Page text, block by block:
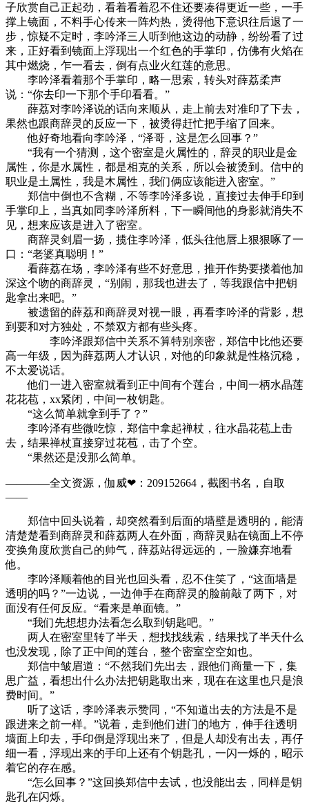
子欣赏自己正起劲，看着看着忍不住还要凑得更近一些，一手
撑上镜面，不料手心传来一阵灼热，烫得他下意识往后退了一
步，惊疑不定时，李吟泽三人听到他这边的动静，纷纷看了过
来，正好看到镜面上浮现出一个红色的手掌印，仿佛有火焰在
其中燃烧，乍一看去，倒有点业火红莲的意思。
李吟泽看着那个手掌印，略一思索，转头对薛荔柔声
说：“你去印一下那个手印看看。”
薛荔对李吟泽说的话向来顺从，走上前去对准印了下去，
果然也跟商辞灵的反应一下，被烫得赶忙把手缩了回来。
他好奇地看向李吟泽，“泽哥，这是怎么回事？”
“我有一个猜测，这个密室是火属性的，辞灵的职业是金
属性，你是水属性，都是相克的关系，所以会被烫到。信中的
职业是土属性，我是木属性，我们俩应该能进入密室。”
郑信中倒也不含糊，不等李吟泽多说，直接过去伸手印到
手掌印上，当真如同李吟泽所料，下一瞬间他的身影就消失不
见，想来应该是进入了密室。
商辞灵剑眉一扬，揽住李吟泽，低头往他唇上狠狠啄了一
口：“老婆真聪明！”
看薛荔在场，李吟泽有些不好意思，推开作势要搂着他加
深这个吻的商辞灵，“别闹，那我也进去了，等我跟信中把钥
匙拿出来吧。”
被遗留的薛荔和商辞灵对视一眼，再看李吟泽的背影，想
到要和对方独处，不禁双方都有些头疼。
李吟泽跟郑信中关系不算特别亲密，郑信中比他还要
高一年级，因为薛荔两人才认识，对他的印象就是性格沉稳，
不太爱说话。
他们一进入密室就看到正中间有个莲台，中间一柄水晶莲
花花苞，xx紧闭，中间一枚钥匙。
“这么简单就拿到手了？”
李吟泽有些微吃惊，郑信中拿起禅杖，往水晶花苞上击
去，结果禅杖直接穿过花苞，击了个空。
“果然还是没那么简单。
————全文资源，伽威❤：209152664，截图书名，自取
——
郑信中回头说着，却突然看到后面的墙壁是透明的，能清
清楚楚看到商辞灵和薛荔两人在外面，商辞灵贴在镜面上不停
变换角度欣赏自己的帅气，薛荔站得远远的，一脸嫌弃地看
他。
李吟泽顺着他的目光也回头看，忍不住笑了，“这面墙是
透明的吗？”一边说，一边伸手在商辞灵的脸前敲了两下，对
面没有任何反应。“看来是单面镜。”
“我们先想想办法看怎么取到钥匙吧。”
两人在密室里转了半天，想找找线索，结果找了半天什么
也没发现，除了正中间的莲台，整个密室空空如也。
郑信中皱眉道：“不然我们先出去，跟他们商量一下，集
思广益，看想出什么办法把钥匙取出来，现在在这里也只是浪
费时间。”
听了这话，李吟泽表示赞同，“不知道出去的方法是不是
跟进来之前一样。”说着，走到他们进门的地方，伸手往透明
墙面上印去，手印倒是浮现出来了，但是人却没有出去，再仔
细一看，浮现出来的手印上还有个钥匙孔，一闪一烁的，昭示
着它的存在感。
“怎么回事？”这回换郑信中去试，也没能出去，同样是钥
匙孔在闪烁。